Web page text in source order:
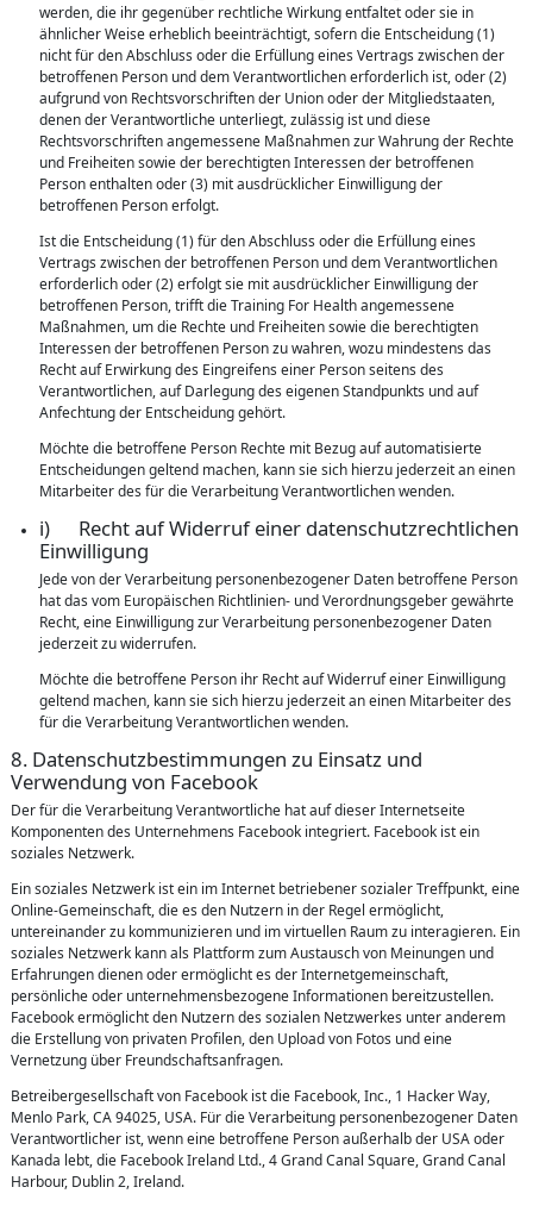
werden, die ihr gegenüber rechtliche Wirkung entfaltet oder sie in
ähnlicher Weise erheblich beeinträchtigt, sofern die Entscheidung (1)
nicht für den Abschluss oder die Erfüllung eines Vertrags zwischen der
betroffenen Person und dem Verantwortlichen erforderlich ist, oder (2)
aufgrund von Rechtsvorschriften der Union oder der Mitgliedstaaten,
denen der Verantwortliche unterliegt, zulässig ist und diese
Rechtsvorschriften angemessene Maßnahmen zur Wahrung der Rechte
und Freiheiten sowie der berechtigten Interessen der betroffenen
Person enthalten oder (3) mit ausdrücklicher Einwilligung der
betroffenen Person erfolgt.
Ist die Entscheidung (1) für den Abschluss oder die Erfüllung eines
Vertrags zwischen der betroffenen Person und dem Verantwortlichen
erforderlich oder (2) erfolgt sie mit ausdrücklicher Einwilligung der
betroffenen Person, trifft die Training For Health angemessene
Maßnahmen, um die Rechte und Freiheiten sowie die berechtigten
Interessen der betroffenen Person zu wahren, wozu mindestens das
Recht auf Erwirkung des Eingreifens einer Person seitens des
Verantwortlichen, auf Darlegung des eigenen Standpunkts und auf
Anfechtung der Entscheidung gehört.
Möchte die betroffene Person Rechte mit Bezug auf automatisierte
Entscheidungen geltend machen, kann sie sich hierzu jederzeit an einen
Mitarbeiter des für die Verarbeitung Verantwortlichen wenden.
i) Recht auf Widerruf einer datenschutzrechtlichen
Einwilligung
Jede von der Verarbeitung personenbezogener Daten betroffene Person
hat das vom Europäischen Richtlinien- und Verordnungsgeber gewährte
Recht, eine Einwilligung zur Verarbeitung personenbezogener Daten
jederzeit zu widerrufen.
Möchte die betroffene Person ihr Recht auf Widerruf einer Einwilligung
geltend machen, kann sie sich hierzu jederzeit an einen Mitarbeiter des
für die Verarbeitung Verantwortlichen wenden.
8. Datenschutzbestimmungen zu Einsatz und
Verwendung von Facebook
Der für die Verarbeitung Verantwortliche hat auf dieser Internetseite
Komponenten des Unternehmens Facebook integriert. Facebook ist ein
soziales Netzwerk.
Ein soziales Netzwerk ist ein im Internet betriebener sozialer Treffpunkt, eine
Online-Gemeinschaft, die es den Nutzern in der Regel ermöglicht,
untereinander zu kommunizieren und im virtuellen Raum zu interagieren. Ein
soziales Netzwerk kann als Plattform zum Austausch von Meinungen und
Erfahrungen dienen oder ermöglicht es der Internetgemeinschaft,
persönliche oder unternehmensbezogene Informationen bereitzustellen.
Facebook ermöglicht den Nutzern des sozialen Netzwerkes unter anderem
die Erstellung von privaten Profilen, den Upload von Fotos und eine
Vernetzung über Freundschaftsanfragen.
Betreibergesellschaft von Facebook ist die Facebook, Inc., 1 Hacker Way,
Menlo Park, CA 94025, USA. Für die Verarbeitung personenbezogener Daten
Verantwortlicher ist, wenn eine betroffene Person außerhalb der USA oder
Kanada lebt, die Facebook Ireland Ltd., 4 Grand Canal Square, Grand Canal
Harbour, Dublin 2, Ireland.